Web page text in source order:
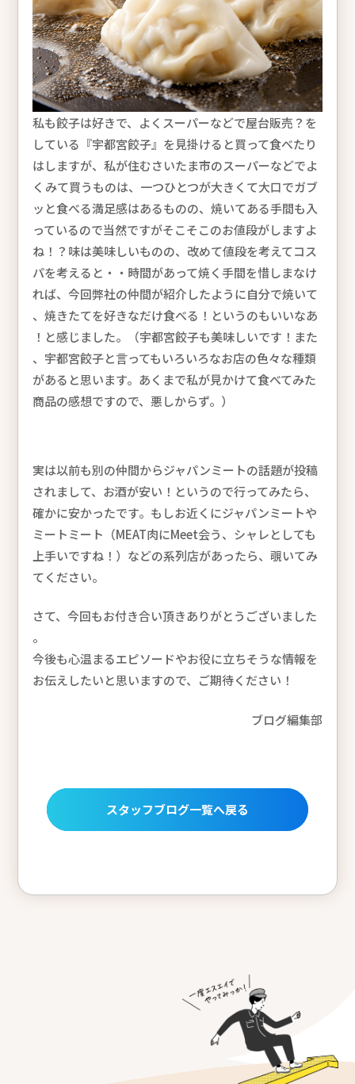
私も餃子は好きで、よくスーパーなどで屋台販売？を
している『宇都宮餃子』を見掛けると買って食べたり
はしますが、私が住むさいたま市のスーパーなどでよ
くみて買うものは、一つひとつが大きくて大口でガブ
ッと食べる満足感はあるものの、焼いてある手間も入
っているので当然ですがそこそこのお値段がしますよ
ね！？味は美味しいものの、改めて値段を考えてコス
パを考えると・・時間があって焼く手間を惜しまなけ
れば、今回弊社の仲間が紹介したように自分で焼いて
、焼きたてを好きなだけ食べる！というのもいいなあ
！と感じました。（宇都宮餃子も美味しいです！また
、宇都宮餃子と言ってもいろいろなお店の色々な種類
があると思います。あくまで私が見かけて食べてみた
商品の感想ですので、悪しからず。）
実は以前も別の仲間からジャパンミートの話題が投稿
されまして、お酒が安い！というので行ってみたら、
確かに安かったです。もしお近くにジャパンミートや
ミートミート（MEAT肉にMeet会う、シャレとしても
上手いですね！）などの系列店があったら、覗いてみ
てください。
さて、今回もお付き合い頂きありがとうございました
。
今後も心温まるエピソードやお役に立ちそうな情報を
お伝えしたいと思いますので、ご期待ください！
ブログ編集部
スタッフブログ一覧へ戻る